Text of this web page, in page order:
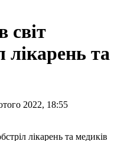
світ
лікарень та
2022, 18:55